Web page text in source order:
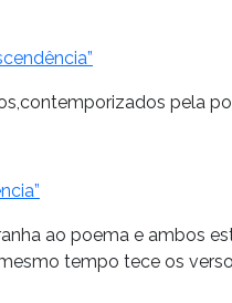
pela
ao poema e ambos
tempo tece os